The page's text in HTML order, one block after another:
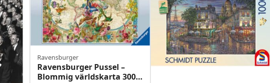
Ravensburger
Ravensburger Pussel –
Blommig världskarta 3000